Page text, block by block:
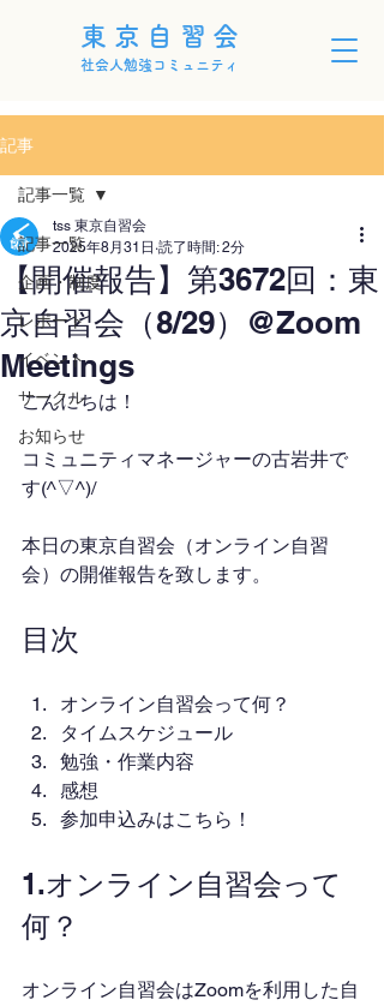
東京自習会
社会人勉強コミュニティ
記事
記事一覧
企画・制度
レポート
イベント
サークル
お知らせ
記事一覧
【開催報告】第3672回：東
京自習会（8/29）@Zoom
Meetings
tss 東京自習会
2025年8月31日 読了時間: 2分
こんにちは！
コミュニティマネージャーの古岩井で
す(^▽^)/
本日の東京自習会（オンライン自習
会）の開催報告を致します。
目次
オンライン自習会って何？
タイムスケジュール
勉強・作業内容
感想
参加申込みはこちら！
1.オンライン自習会って
何？
オンライン自習会はZoomを利用した自